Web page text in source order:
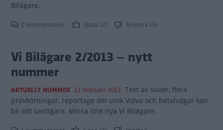
Bilägare.
0 kommentarer Gasa (2) Bromsa (3)
Vi Bilägare 2/2013 – nytt
nummer
AKTUELLT NUMMER 12 februari 2013 Test av suvar, flera
provkörningar, reportage om unik Volvo och betalvägar kan
bli allt vanligare. Missa inte nya Vi Bilägare.